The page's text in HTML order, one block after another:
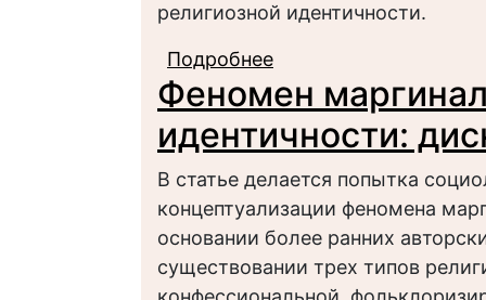
религиозной идентичности.
Подробнее
идентичности:
Феномен
идентичности:
В статье делается попытка
концептуализации феномена
основании более ранних
существовании трех типов